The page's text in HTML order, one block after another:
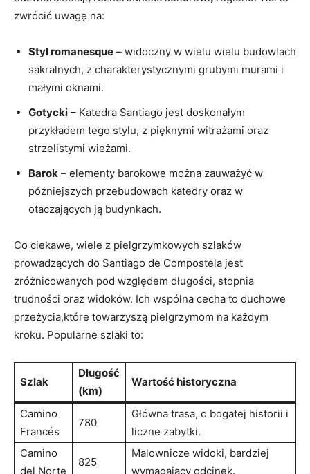
zwrócić uwagę na:
Styl romanesque – widoczny w wielu wielu budowlach
sakralnych, z charakterystycznymi grubymi murami i
małymi oknami.
Gotycki – Katedra Santiago jest doskonałym
przykładem tego stylu, z pięknymi witrażami oraz
strzelistymi wieżami.
Barok – elementy barokowe można zauważyć w
późniejszych przebudowach katedry oraz w
otaczających ją budynkach.
Co ciekawe, wiele z pielgrzymkowych szlaków
prowadzących do Santiago de Compostela jest
zróżnicowanych pod względem długości, stopnia
trudności oraz widoków. Ich wspólna cecha to duchowe
przeżycia,które towarzyszą pielgrzymom na każdym
kroku. Popularne szlaki to:
Szlak
Długość
(km)
Wartość historyczna
Camino
Francés
780
Główna trasa, o bogatej historii i
liczne zabytki.
Camino
del Norte
825
Malownicze widoki, bardziej
wymagający odcinek.